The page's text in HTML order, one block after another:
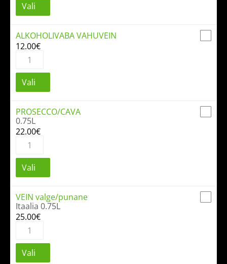
Vali
ALKOHOLIVABA VAHUVEIN
12.00€
ALKOHOLIVABA
VAHUVEIN
kogus
Vali
PROSECCO/CAVA
0.75L
22.00€
PROSECCO/CAVA
kogus
Vali
VEIN valge/punane
Itaalia 0.75L
25.00€
VEIN
valge/punane
kogus
Vali